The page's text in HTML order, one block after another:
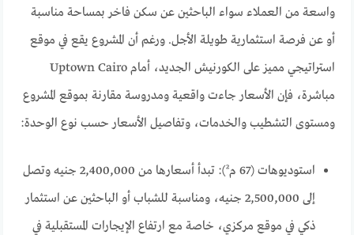
واسعة من العملاء سواء الباحثين عن سكن فاخر بمساحة مناسبة
أو عن فرصة استثمارية طويلة الأجل. ورغم أن المشروع يقع في موقع
استراتيجي مميز على الكورنيش الجديد، أمام Uptown Cairo
مباشرة، فإن الأسعار جاءت واقعية ومدروسة مقارنة بموقع المشروع
ومستوى التشطيب والخدمات، وتفاصيل الأسعار حسب نوع الوحدة:
استوديوهات (67 م²): تبدأ أسعارها من 2,400,000 جنيه وتصل
إلى 2,500,000 جنيه، ومناسبة للشباب أو الباحثين عن استثمار
ذكي في موقع مركزي، خاصة مع ارتفاع الإيجارات المستقبلية في